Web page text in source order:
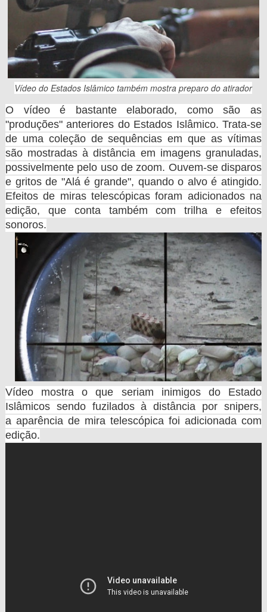
Vídeo do Estados Islâmico também mostra preparo do atirador
O vídeo é bastante elaborado, como são as
"produções" anteriores do Estados Islâmico. Trata-se
de uma coleção de sequências em que as vítimas
são mostradas à distância em imagens granuladas,
possivelmente pelo uso de zoom. Ouvem-se disparos
e gritos de "Alá é grande", quando o alvo é atingido.
Efeitos de miras telescópicas foram adicionados na
edição, que conta também com trilha e efeitos
sonoros.
Vídeo mostra o que seriam inimigos do Estado
Islâmicos sendo fuzilados à distância por snipers,
aaparência de mira telescópica foi adicionada com
edição.